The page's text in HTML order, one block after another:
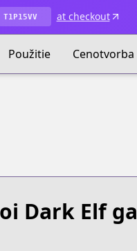
T1P15VV at checkout
Použitie Cenotvorba
Dark Elf